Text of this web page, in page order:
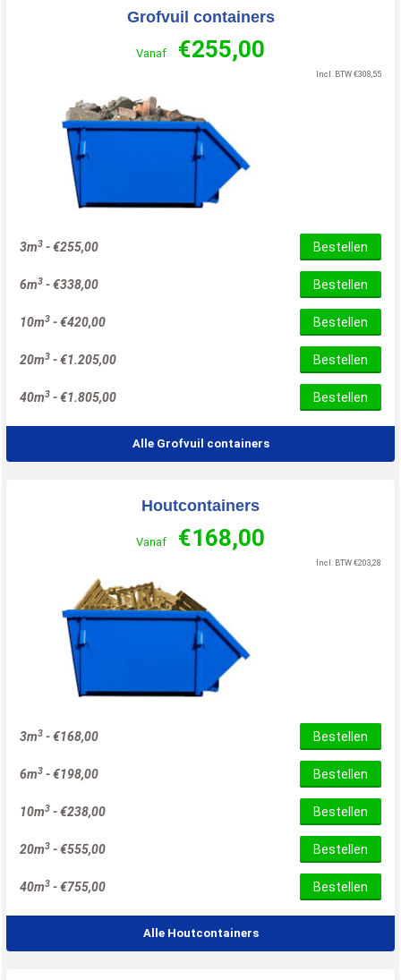
Grofvuil containers
Vanaf €255,00
Incl. BTW €308,55
3m3 -€255,00 Bestellen
6m3 -€338,00 Bestellen
10m3 -€420,00 Bestellen
20m3 -€1.205,00 Bestellen
40m3 -€1.805,00 Bestellen
Alle Grofvuil containers
Houtcontainers
Vanaf €168,00
Incl. BTW €203,28
3m3 -€168,00 Bestellen
6m3 -€198,00 Bestellen
10m3 -€238,00 Bestellen
20m3 -€555,00 Bestellen
40m3 -€755,00 Bestellen
Alle Houtcontainers